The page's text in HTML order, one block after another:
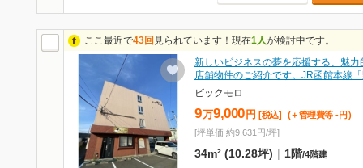
ここ最近で43回 見られています！現在1人が検討中です。
新しいビジネスの夢を応援する、魅力
店舗物件のご紹介です。JR函館本線
ビックモロ
9万9,000 円 [税込] (＋管理費等 - 円 )
[坪単価 約9,631円/坪]
34m² (10.28坪) | 1階/4階建